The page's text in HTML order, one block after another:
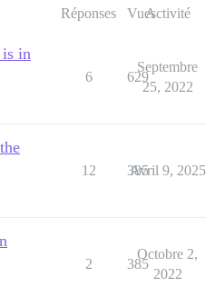
Réponses VuesActivité
is in
6 629
Septembre
25, 2022
12 385
Avril 9, 2025
2 385
Octobre 2,
2022